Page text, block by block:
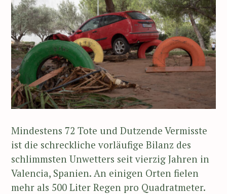
Mindestens 72 Tote und Dutzende Vermisste
ist die schreckliche vorläufige Bilanz des
schlimmsten Unwetters seit vierzig Jahren in
Valencia, Spanien. An einigen Orten fielen
mehr als 500 Liter Regen pro Quadratmeter.